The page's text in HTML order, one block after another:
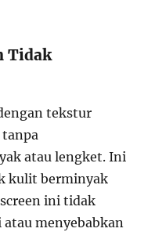
Tidak
tekstur
tanpa
atau lengket. Ini
kulit berminyak
ini tidak
menyebabkan